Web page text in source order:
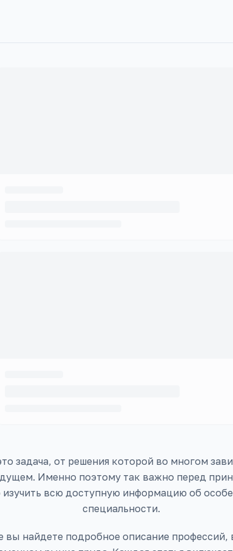
задача, от решения которой во многом
Именно поэтому так важно перед
всю доступную информацию об
специальности.
вы найдете подробное описание профессий,